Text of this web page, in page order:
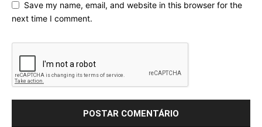
Save my name, email, and website in this browser for the
next time I comment.